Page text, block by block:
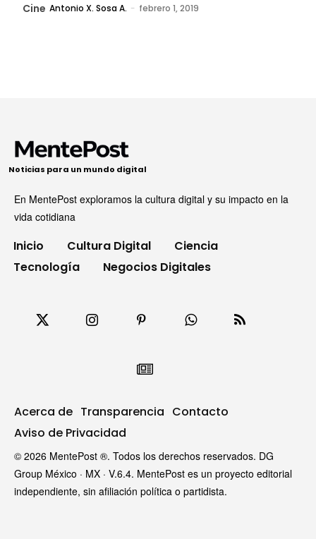
Cine Antonio X. Sosa A. - febrero 1, 2019
Noticias para un mundo digital
En MentePost exploramos la cultura digital y su impacto en la
vida cotidiana
Inicio Cultura Digital
Ciencia
Tecnología
Negocios Digitales
Acerca de Transparencia Contacto
Aviso de Privacidad
© 2026 MentePost ®. Todos los derechos reservados. DG
Group México · MX · V.6.4. MentePost es un proyecto editorial
independiente, sin afiliación política o partidista.